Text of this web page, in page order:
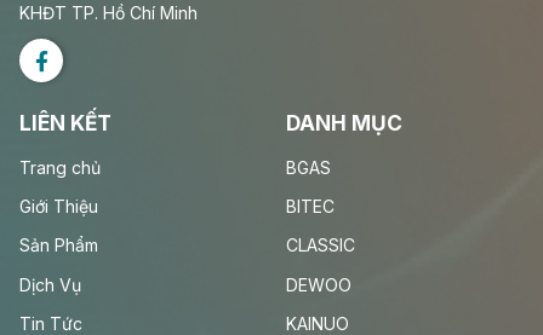
KHĐT TP. Hồ Chí Minh
LIÊN KẾT
Trang chủ
Giới Thiệu
Sản Phẩm
Dịch Vụ
Tin Tức
DANH MỤC
BGAS
BITEC
CLASSIC
DEWOO
KAINUO